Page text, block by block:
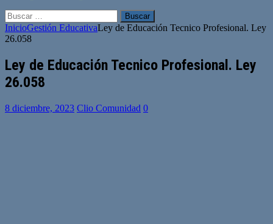
Buscar:
InicioGestión EducativaLey de Educación Tecnico Profesional. Ley
26.058
Ley de Educación Tecnico Profesional. Ley
26.058
8 diciembre, 2023 Clio Comunidad 0